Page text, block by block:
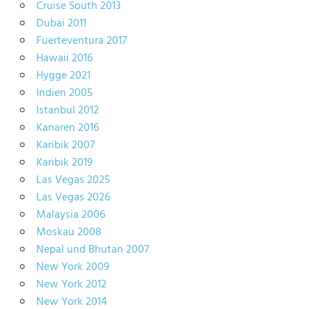
Cruise South 2013
Dubai 2011
Fuerteventura 2017
Hawaii 2016
Hygge 2021
Indien 2005
Istanbul 2012
Kanaren 2016
Karibik 2007
Karibik 2019
Las Vegas 2025
Las Vegas 2026
Malaysia 2006
Moskau 2008
Nepal und Bhutan 2007
New York 2009
New York 2012
New York 2014